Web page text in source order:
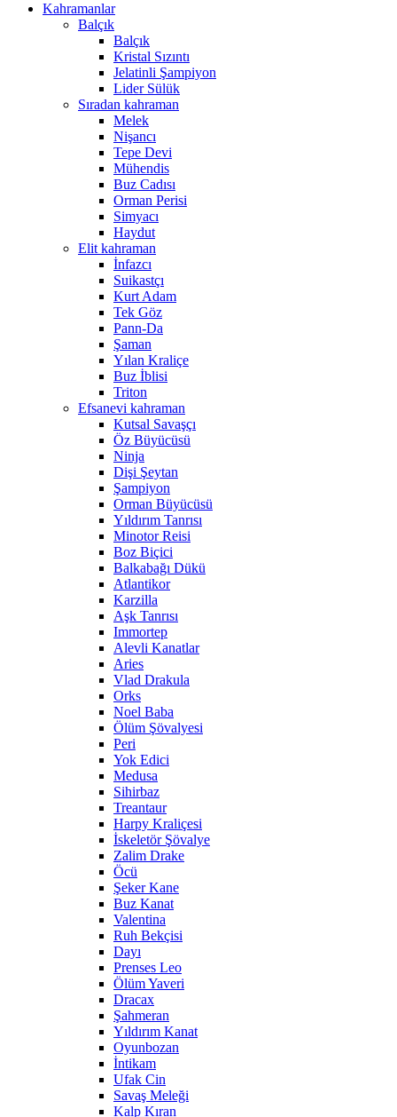
Kahramanlar
Balçık
Balçık
Kristal Sızıntı
Jelatinli Şampiyon
Lider Sülük
Sıradan kahraman
Melek
Nişancı
Tepe Devi
Mühendis
Buz Cadısı
Orman Perisi
Simyacı
Haydut
Elit kahraman
İnfazcı
Suikastçı
Kurt Adam
Tek Göz
Pann-Da
Şaman
Yılan Kraliçe
Buz İblisi
Triton
Efsanevi kahraman
Kutsal Savaşçı
Öz Büyücüsü
Ninja
Dişi Şeytan
Şampiyon
Orman Büyücüsü
Yıldırım Tanrısı
Minotor Reisi
Boz Biçici
Balkabağı Dükü
Atlantikor
Karzilla
Aşk Tanrısı
Immortep
Alevli Kanatlar
Aries
Vlad Drakula
Orks
Noel Baba
Ölüm Şövalyesi
Peri
Yok Edici
Medusa
Sihirbaz
Treantaur
Harpy Kraliçesi
İskeletör Şövalye
Zalim Drake
Öcü
Şeker Kane
Buz Kanat
Valentina
Ruh Bekçisi
Dayı
Prenses Leo
Ölüm Yaveri
Dracax
Şahmeran
Yıldırım Kanat
Oyunbozan
İntikam
Ufak Cin
Savaş Meleği
Kalp Kıran